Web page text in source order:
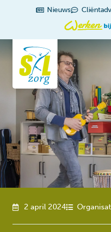
Nieuws
2 april 2024